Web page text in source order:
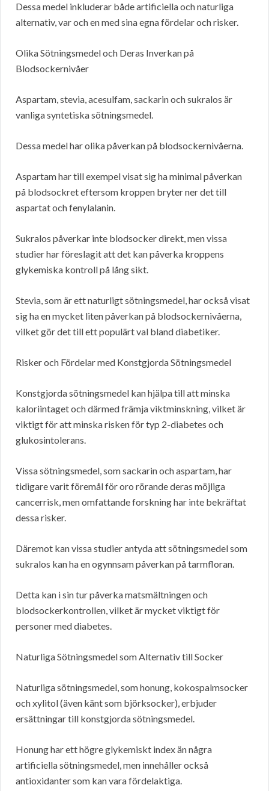
Dessa medel inkluderar både artificiella och naturliga
alternativ, var och en med sina egna fördelar och risker.
Olika Sötningsmedel och Deras Inverkan på
Blodsockernivåer
Aspartam, stevia, acesulfam, sackarin och sukralos är
vanliga syntetiska sötningsmedel.
Dessa medel har olika påverkan på blodsockernivåerna.
Aspartam har till exempel visat sig ha minimal påverkan
på blodsockret eftersom kroppen bryter ner det till
aspartat och fenylalanin.
Sukralos påverkar inte blodsocker direkt, men vissa
studier har föreslagit att det kan påverka kroppens
glykemiska kontroll på lång sikt.
Stevia, som är ett naturligt sötningsmedel, har också visat
sig ha en mycket liten påverkan på blodsockernivåerna,
vilket gör det till ett populärt val bland diabetiker.
Risker och Fördelar med Konstgjorda Sötningsmedel
Konstgjorda sötningsmedel kan hjälpa till att minska
kaloriintaget och därmed främja viktminskning, vilket är
viktigt för att minska risken för typ 2-diabetes och
glukosintolerans.
Vissa sötningsmedel, som sackarin och aspartam, har
tidigare varit föremål för oro rörande deras möjliga
cancerrisk, men omfattande forskning har inte bekräftat
dessa risker.
Däremot kan vissa studier antyda att sötningsmedel som
sukralos kan ha en ogynnsam påverkan på tarmfloran.
Detta kan i sin tur påverka matsmältningen och
blodsockerkontrollen, vilket är mycket viktigt för
personer med diabetes.
Naturliga Sötningsmedel som Alternativ till Socker
Naturliga sötningsmedel, som honung, kokospalmsocker
och xylitol (även känt som björksocker), erbjuder
ersättningar till konstgjorda sötningsmedel.
Honung har ett högre glykemiskt index än några
artificiella sötningsmedel, men innehåller också
antioxidanter som kan vara fördelaktiga.